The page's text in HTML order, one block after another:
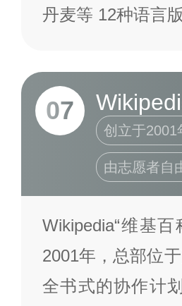
丹麦等 12种语言
07
创立于2001
由志愿者自
Wikipedia“维基
2001年，总部位
全书式的协作计